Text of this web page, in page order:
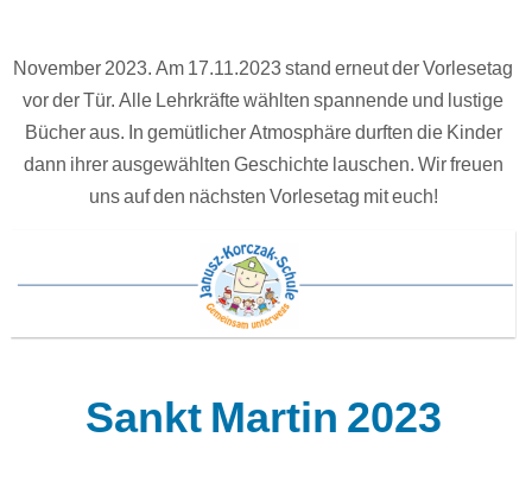
November 2023. Am 17.11.2023 stand erneut der Vorlesetag
vor der Tür. Alle Lehrkräfte wählten spannende und lustige
Bücher aus. In gemütlicher Atmosphäre durften die Kinder
dann ihrer ausgewählten Geschichte lauschen. Wir freuen
uns auf den nächsten Vorlesetag mit euch!
Sankt Martin 2023